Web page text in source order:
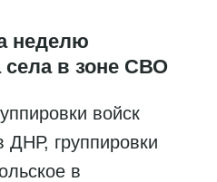
неделю
в зоне СВО
войск
ДНР, группировки
в